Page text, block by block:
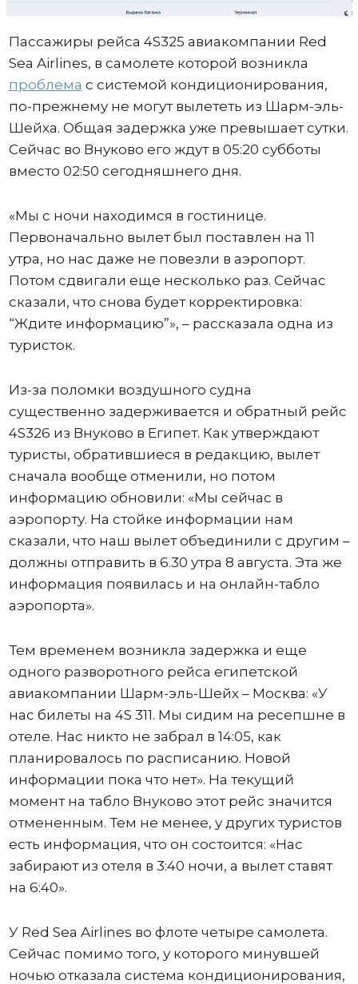
Пассажиры рейса 4S325 авиакомпании Red
Sea Airlines, в самолете которой возникла
проблема с системой кондиционирования,
по-прежнему не могут вылететь из Шарм-эль-
Шейха. Общая задержка уже превышает сутки.
Сейчас во Внуково его ждут в 05:20 субботы
вместо 02:50 сегодняшнего дня.
«Мы с ночи находимся в гостинице.
Первоначально вылет был поставлен на 11
утра, но нас даже не повезли в аэропорт.
Потом сдвигали еще несколько раз. Сейчас
сказали, что снова будет корректировка:
“Ждите информацию”», – рассказала одна из
туристок.
Из-за поломки воздушного судна
существенно задерживается и обратный рейс
4S326 из Внуково в Египет. Как утверждают
туристы, обратившиеся в редакцию, вылет
сначала вообще отменили, но потом
информацию обновили: «Мы сейчас в
аэропорту. На стойке информации нам
сказали, что наш вылет объединили с другим –
должны отправить в 6.30 утра 8 августа. Эта же
информация появилась и на онлайн-табло
аэропорта».
Тем временем возникла задержка и еще
одного разворотного рейса египетской
авиакомпании Шарм-эль-Шейх – Москва: «У
нас билеты на 4S 311. Мы сидим на ресепшне в
отеле. Нас никто не забрал в 14:05, как
планировалось по расписанию. Новой
информации пока что нет». На текущий
момент на табло Внуково этот рейс значится
отмененным. Тем не менее, у других туристов
есть информация, что он состоится: «Нас
забирают из отеля в 3:40 ночи, а вылет ставят
на 6:40».
У Red Sea Airlines во флоте четыре самолета.
Сейчас помимо того, у которого минувшей
ночью отказала система кондиционирования,